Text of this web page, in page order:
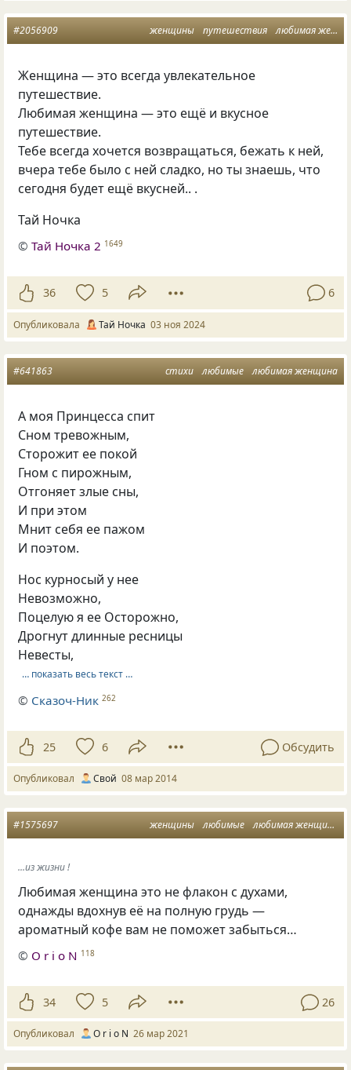
женщины путешествия любимая женщина
#2056909
Женщина — это всегда увлекательное
путешествие.
Любимая женщина — это ещё и вкусное
путешествие.
Тебе всегда хочется возвращаться, бежать к ней,
вчера тебе было с ней сладко, но ты знаешь, что
сегодня будет ещё вкусней.. .
Тай Ночка
©Тай Ночка 2 1649
36 5 6
Опубликовала Тай Ночка 03 ноя 2024
стихи любимые любимая женщина
#641863
А моя Принцесса спит
Сном тревожным,
Сторожит ее покой
Гном с пирожным,
Отгоняет злые сны,
И при этом
Мнит себя ее пажом
И поэтом.
Нос курносый у нее
Невозможно,
Поцелую я ее Осторожно,
Дрогнут длинные ресницы
Невесты,
… показать весь текст …
© Сказоч-Ник 262
25 6 Обсудить
Опубликовал Свой 08 мар 2014
женщины любимые любимая женщина
#1575697
...из жизни !
Любимая женщина это не флакон с духами,
однажды вдохнув её на полную грудь —
ароматный кофе вам не поможет забыться…
© O r i o N 118
34 5 26
Опубликовал O r i o N 26 мар 2021